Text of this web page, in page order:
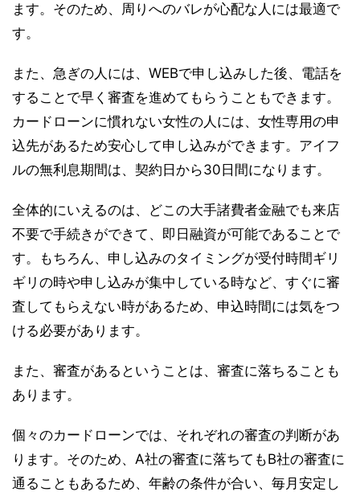
ます。そのため、周りへのバレが心配な人には最適で
す。
また、急ぎの人には、WEBで申し込みした後、電話を
することで早く審査を進めてもらうこともできます。
カードローンに慣れない女性の人には、女性専用の申
込先があるため安心して申し込みができます。アイフ
ルの無利息期間は、契約日から30日間になります。
全体的にいえるのは、どこの大手諸費者金融でも来店
不要で手続きができて、即日融資が可能であることで
す。もちろん、申し込みのタイミングが受付時間ギリ
ギリの時や申し込みが集中している時など、すぐに審
査してもらえない時があるため、申込時間には気をつ
ける必要があります。
また、審査があるということは、審査に落ちることも
あります。
個々のカードローンでは、それぞれの審査の判断があ
ります。そのため、A社の審査に落ちてもB社の審査に
通ることもあるため、年齢の条件が合い、毎月安定し